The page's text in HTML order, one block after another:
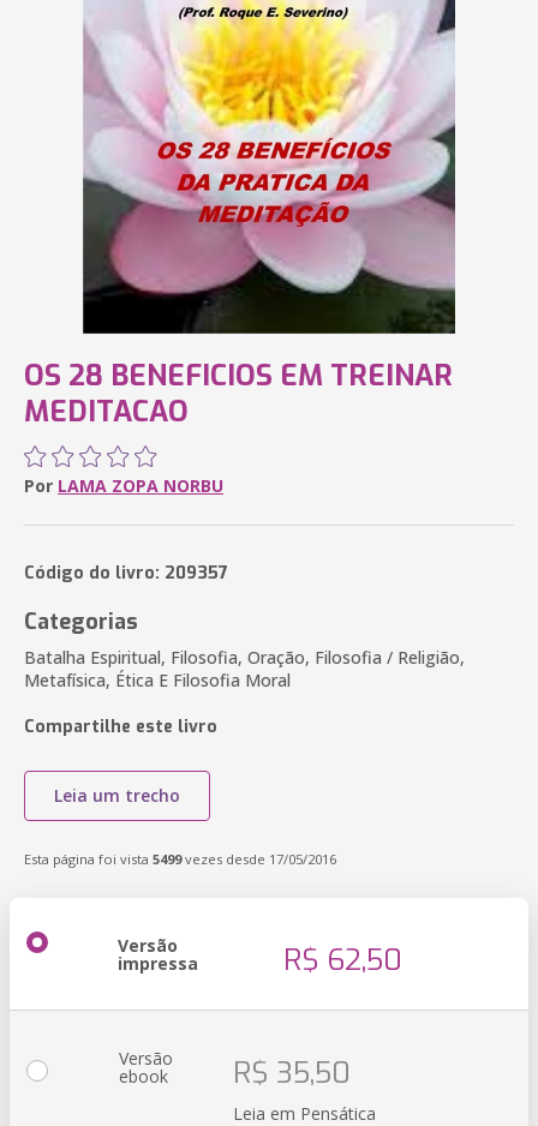
OS 28 BENEFICIOS EM TREINAR
MEDITACAO
Por LAMA ZOPA NORBU
Código do livro: 209357
Categorias
Batalha Espiritual, Filosofia, Oração, Filosofia / Religião,
Metafísica, Ética E Filosofia Moral
Compartilhe este livro
Leia um trecho
Esta página foi vista 5499vezes desde 17/05/2016
Versão
impressa R$ 62,50
Versão
ebook R$ 35,50
Leia em Pensática